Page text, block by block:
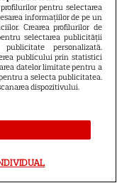
posac”,
inspirată
The New
în
pe 7 august
pentru selectarea
informațiilor de pe un
Crearea profilurilor de
selectarea publicității
personalizată.
publicului prin statistici
datelor limitate pentru a
a selecta publicitatea.
dispozitivului.